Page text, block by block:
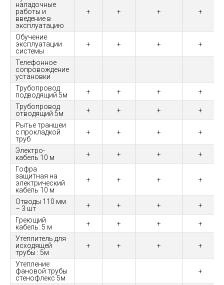
наладочные
работы и
введение в
эксплуатацию
+ + + +
Обучение
эксплуатации
системы
+ + + +
Телефонное
сопровождение
установки
Трубопровод
подводящий 5м
+ + +
+
Трубопровод
отводящий 5м
+ + +
+
Рытье траншеи
с прокладкой
труб
+ + + +
Электро-
кабель 10 м
+ + +
+
Гофра
защитная на
электрический
кабель 10 м
+ + + +
Отводы 110 мм
– 3 шт
+ + +
+
Греющий
кабель: 5 м
+ + +
+
Утеплитель для
исходящей
трубы : 5м
+ + + +
Утепление
фановой трубы
стенофлекс 5м
+